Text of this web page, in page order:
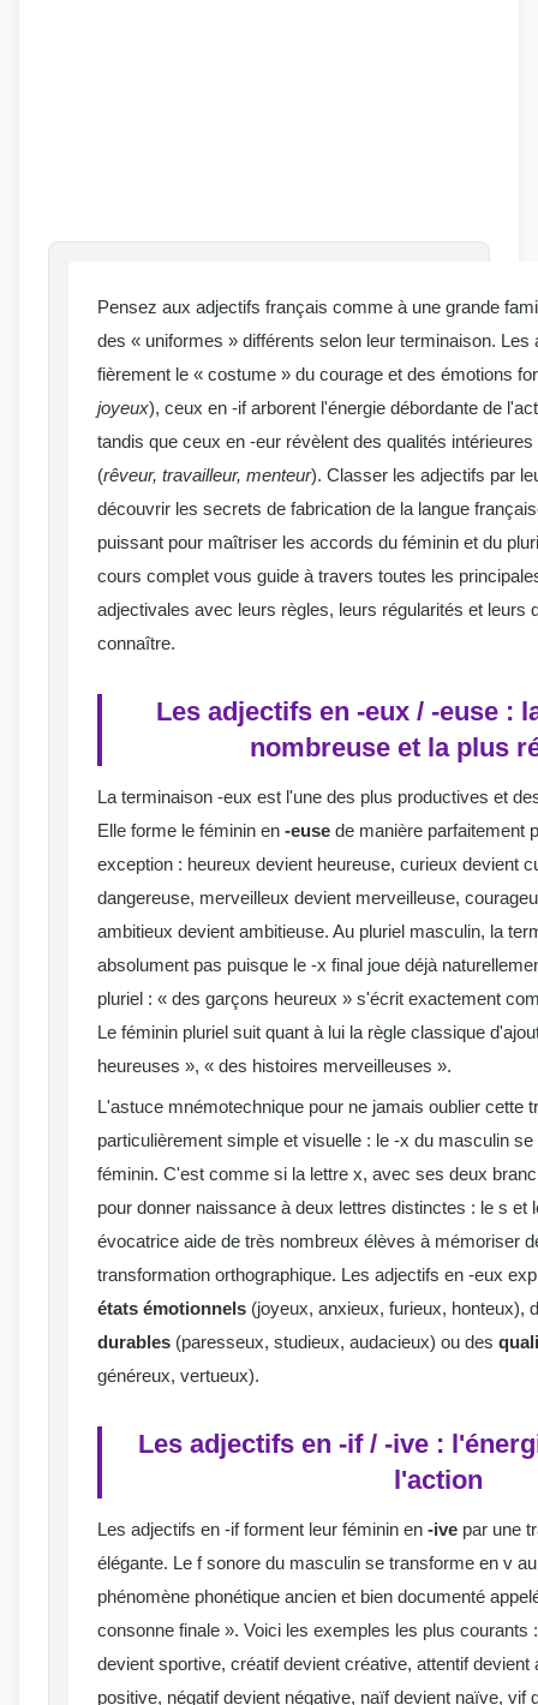
Pensez aux adjectifs français comme à une grande
des « uniformes » différents selon leur terminaison. Les
fièrement le « costume » du courage et des émotions
joyeux), ceux en -if arborent l'énergie débordante de
tandis que ceux en -eur révèlent des qualités
(rêveur, travailleur, menteur). Classer les adjectifs par
découvrir les secrets de fabrication de la langue
puissant pour maîtriser les accords du féminin et du
cours complet vous guide à travers toutes les
adjectivales avec leurs règles, leurs régularités et leurs
connaître.
Les adjectifs en -eux / -euse :
nombreuse et la plus
La terminaison -eux est l'une des plus productives et
Elle forme le féminin en -euse de manière parfaitement
exception : heureux devient heureuse, curieux devient
dangereuse, merveilleux devient merveilleuse,
ambitieux devient ambitieuse. Au pluriel masculin, la
absolument pas puisque le -x final joue déjà
pluriel : « des garçons heureux » s'écrit exactement
Le féminin pluriel suit quant à lui la règle classique
heureuses », « des histoires merveilleuses ».
L'astuce mnémotechnique pour ne jamais oublier cette
particulièrement simple et visuelle : le -x du masculin
féminin. C'est comme si la lettre x, avec ses deux
pour donner naissance à deux lettres distinctes : le s et
évocatrice aide de très nombreux élèves à mémoriser
transformation orthographique. Les adjectifs en -eux
états émotionnels (joyeux, anxieux, furieux, honteux),
durables (paresseux, studieux, audacieux) ou des
généreux, vertueux).
Les adjectifs en -if / -ive :
l'action
Les adjectifs en -if forment leur féminin en -ive par une
élégante. Le f sonore du masculin se transforme en v
phénomène phonétique ancien et bien documenté
consonne finale ». Voici les exemples les plus courants
devient sportive, créatif devient créative, attentif devient
positive, négatif devient négative, naïf devient naïve, vif